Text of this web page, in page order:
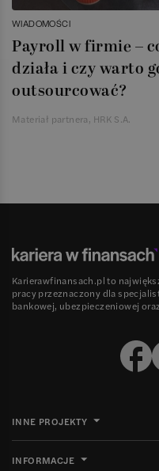
WIADOMOŚCI
Payroll w firmie –
działa i czy warto
outsourcować?
Materiał partnera, HRK S.A.
Karierawfinansach.pl to
pracy przeznaczony dla
bankowej, ubezpieczeniowej
INNE PROJEKTY
INFORMACJE